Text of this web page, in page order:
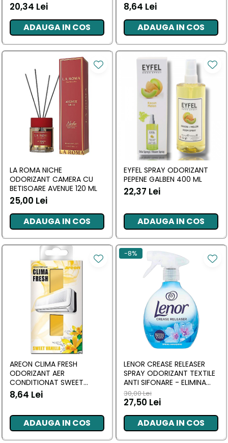
20,34 Lei
ADAUGA IN COS
8,64 Lei
ADAUGA IN COS
LA ROMA NICHE
ODORIZANT CAMERA CU
BETISOARE AVENUE 120 ML
25,00 Lei
ADAUGA IN COS
EYFEL SPRAY ODORIZANT
PEPENE GALBEN 400 ML
22,37 Lei
ADAUGA IN COS
AREON CLIMA FRESH
ODORIZANT AER
CONDITIONAT SWEET
VANILLA
8,64 Lei
ADAUGA IN COS
-8%
LENOR CREASE RELEASER
SPRAY ODORIZANT TEXTILE
ANTI SIFONARE - ELIMINA
CUTELE, SPRING AWAKENING
500 ML
30,00 Lei
27,50 Lei
ADAUGA IN COS